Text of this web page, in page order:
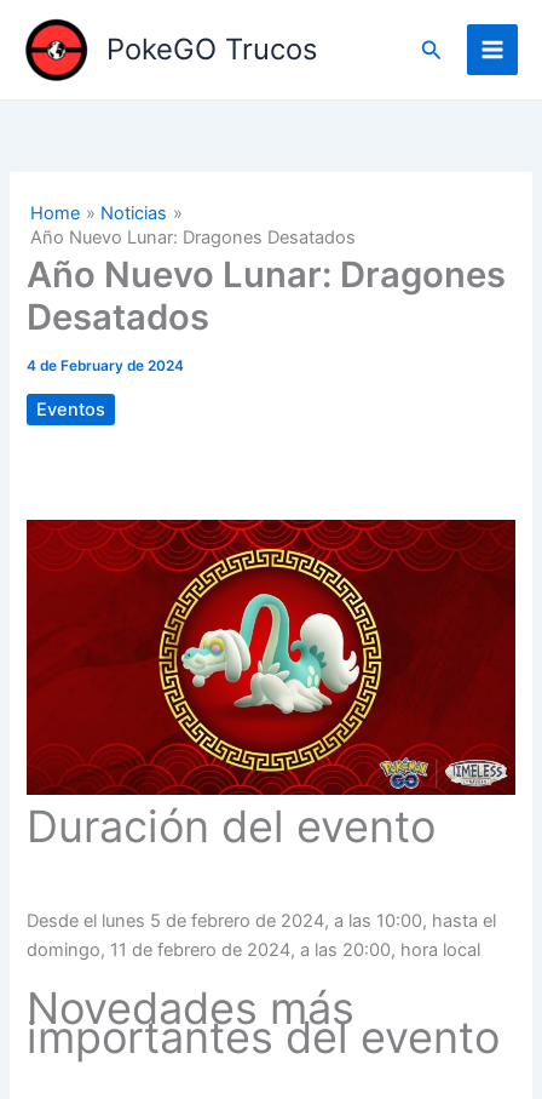
content
PokeGO Trucos Search
Home
Noticias
Año Nuevo Lunar: Dragones Desatados
Año Nuevo Lunar: Dragones
Desatados
4 de February de 2024
Eventos
Duración del evento
Desde el lunes 5 de febrero de 2024, a las 10:00, hasta el
domingo, 11 de febrero de 2024, a las 20:00, hora local
Novedades más
importantes del evento